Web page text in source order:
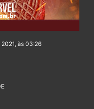
às 03:26